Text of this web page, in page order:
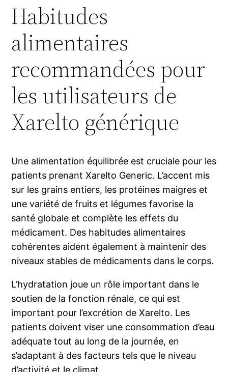
Habitudes
alimentaires
recommandées pour
les utilisateurs de
Xarelto générique
Une alimentation équilibrée est cruciale pour les
patients prenant Xarelto Generic. L’accent mis
sur les grains entiers, les protéines maigres et
une variété de fruits et légumes favorise la
santé globale et complète les effets du
médicament. Des habitudes alimentaires
cohérentes aident également à maintenir des
niveaux stables de médicaments dans le corps.
L’hydratation joue un rôle important dans le
soutien de la fonction rénale, ce qui est
important pour l’excrétion de Xarelto. Les
patients doivent viser une consommation d’eau
adéquate tout au long de la journée, en
s’adaptant à des facteurs tels que le niveau
d’activité et le climat.